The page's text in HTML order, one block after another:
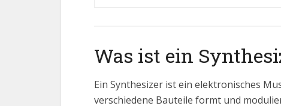
Was ist ein
Ein Synthesizer ist ein elektronisches
verschiedene Bauteile formt und